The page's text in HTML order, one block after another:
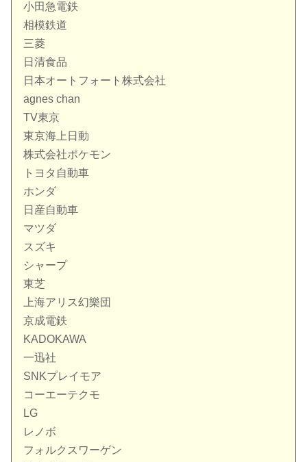
小田急電鉄
相模鉄道
三菱
日清食品
日本オートフォート株式会社
agnes chan
TV東京
東京海上日動
株式会社ポケモン
トヨタ自動車
ホンダ
日産自動車
マツダ
スズキ
シャープ
東芝
上海アリス幻樂団
京成電鉄
KADOKAWA
一迅社
SNKプレイモア
コーエーテクモ
LG
レノボ
フォルクスワーゲン